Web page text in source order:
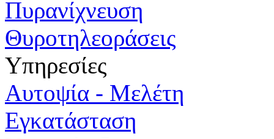
Πυρανίχνευση
Θυροτηλεοράσεις
Υπηρεσίες
Αυτοψία - Μελέτη
Εγκατάσταση